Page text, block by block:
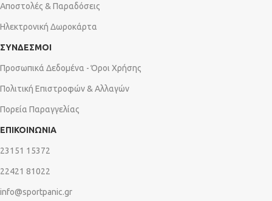
Αποστολές & Παραδόσεις
Ηλεκτρονική Δωροκάρτα
ΣΥΝΔΕΣΜΟΙ
Προσωπικά Δεδομένα - Όροι Χρήσης
Πολιτική Επιστροφών & Αλλαγών
Πορεία Παραγγελίας
ΕΠΙΚΟΙΝΩΝΙΑ
23151 15372
22421 81022
info@sportpanic.gr